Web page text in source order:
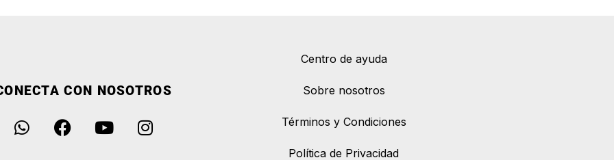
CON NOSOTROS
Centro de ayuda
Sobre nosotros
Términos y Condiciones
Política de Privacidad